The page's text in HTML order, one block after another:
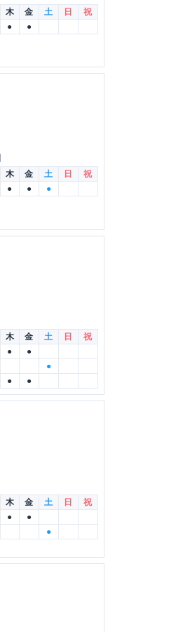
木 金 土 日
祝
● ●
木 金 土 日
祝
● ● ●
木 金 土 日
祝
●
●
●
● ●
木 金 土 日
祝
●
●
●